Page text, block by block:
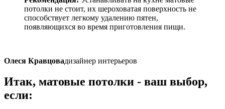
потолки не стоит, их шероховатая поверхность не
способствует легкому удалению пятен,
появляющихся во время приготовления пищи.
Олеся Кравцовадизайнер интерьеров
Итак, матовые потолки - ваш выбор,
если: